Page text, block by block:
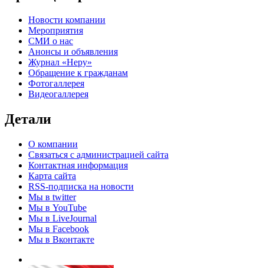
Новости компании
Мероприятия
СМИ о нас
Анонсы и объявления
Журнал «Неру»
Обращение к гражданам
Фотогаллерея
Видеогаллерея
Детали
О компании
Связаться с администрацией сайта
Контактная информация
Карта сайта
RSS-подписка на новости
Мы в twitter
Мы в YouTube
Мы в LiveJournal
Мы в Facebook
Мы в Вконтакте